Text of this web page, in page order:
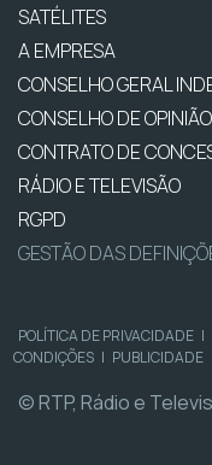
SATÉLITES
A EMPRESA
CONSELHO GERAL
CONSELHO DE OPINIÃO
CONTRATO DE
RÁDIO E TELEVISÃO
RGPD
GESTÃO DAS
POLÍTICA DE PRIVACIDADE |
CONDIÇÕES | PUBLICIDADE
© RTP, Rádio e